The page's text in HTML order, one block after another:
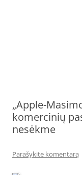
„Apple-
komercinių
nesėkme
Parašykite komentarą